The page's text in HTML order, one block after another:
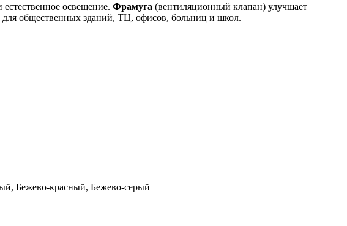
освещение. Фрамуга (вентиляционный клапан) улучшает
общественных зданий, ТЦ, офисов, больниц и школ.
Бежево-красный, Бежево-серый